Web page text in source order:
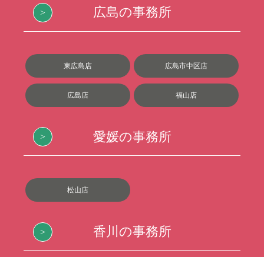
広島の事務所
東広島店 広島市中区店
広島店 福山店
愛媛の事務所
松山店
香川の事務所